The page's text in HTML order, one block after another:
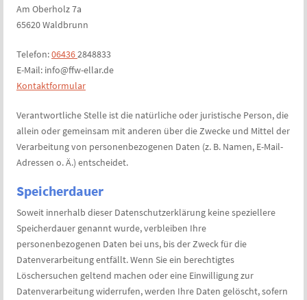
Am Oberholz 7a
65620 Waldbrunn
Telefon:064362848833
E-Mail: info@ffw-ellar.de
Kontaktformular
Verantwortliche Stelle ist die natürliche oder juristische Person, die
allein oder gemeinsam mit anderen über die Zwecke und Mittel der
Verarbeitung von personenbezogenen Daten (z. B. Namen, E-Mail-
Adressen o. Ä.) entscheidet.
Speicherdauer
Soweit innerhalb dieser Datenschutzerklärung keine speziellere
Speicherdauer genannt wurde, verbleiben Ihre
personenbezogenen Daten bei uns, bis der Zweck für die
Datenverarbeitung entfällt. Wenn Sie ein berechtigtes
Löschersuchen geltend machen oder eine Einwilligung zur
Datenverarbeitung widerrufen, werden Ihre Daten gelöscht, sofern